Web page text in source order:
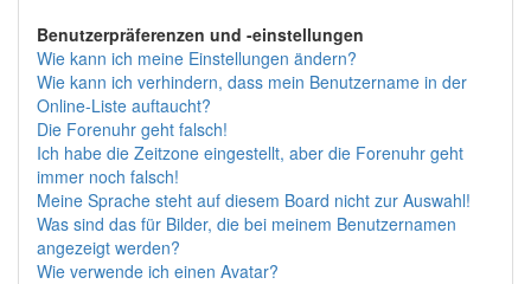
Benutzerpräferenzen und -einstellungen
Wie kann ich meine Einstellungen ändern?
Wie kann ich verhindern, dass mein Benutzername in der
Online-Liste auftaucht?
Die Forenuhr geht falsch!
Ich habe die Zeitzone eingestellt, aber die Forenuhr geht
immer noch falsch!
Meine Sprache steht auf diesem Board nicht zur Auswahl!
Was sind das für Bilder, die bei meinem Benutzernamen
angezeigt werden?
Wie verwende ich einen Avatar?